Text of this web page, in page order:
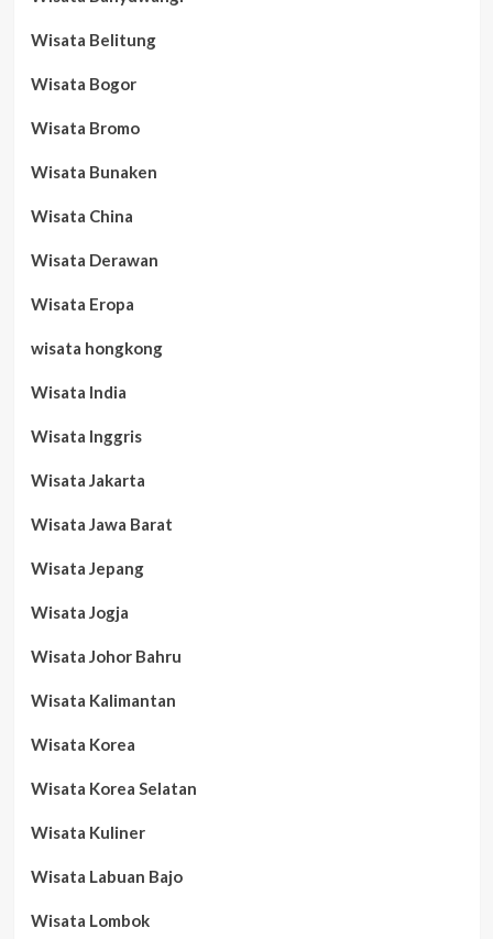
Wisata Belitung
Wisata Bogor
Wisata Bromo
Wisata Bunaken
Wisata China
Wisata Derawan
Wisata Eropa
wisata hongkong
Wisata India
Wisata Inggris
Wisata Jakarta
Wisata Jawa Barat
Wisata Jepang
Wisata Jogja
Wisata Johor Bahru
Wisata Kalimantan
Wisata Korea
Wisata Korea Selatan
Wisata Kuliner
Wisata Labuan Bajo
Wisata Lombok